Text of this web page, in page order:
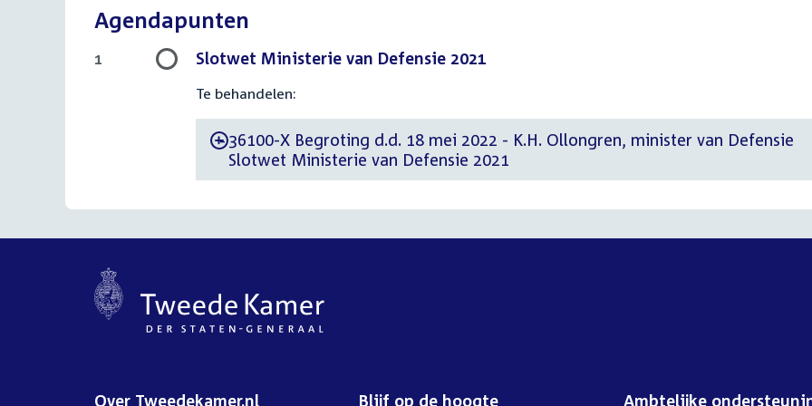
Agendapunten
Slotwet Ministerie van Defensie 2021
Te behandelen:
-36100-X Begroting d.d. 18 mei 2022 - K.H. Ollongren, minister van Defensie
Slotwet Ministerie van Defensie 2021
1
Over Tweedekamer.nl Blijf op de hoogte Ambtelijke